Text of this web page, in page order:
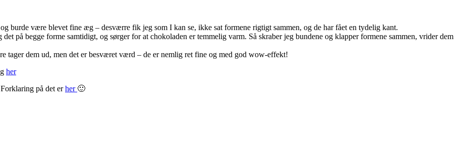
burde være blevet fine æg – desværre fik jeg som I kan se, ikke sat formene rigtigt sammen, og de har fået en tydelig kant.
på begge forme samtidigt, og sørger for at chokoladen er temmelig varm. Så skraber jeg bundene og klapper formene sammen, vrider dem
tager dem ud, men det er besværet værd – de er nemlig ret fine og med god wow-effekt!
her
på det erher 🙂